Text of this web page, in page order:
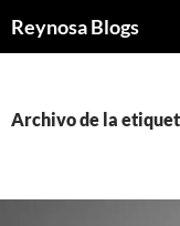
Reynosa Blogs
Archivo de la